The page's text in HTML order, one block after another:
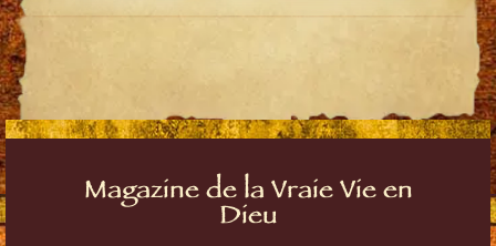
Magazine de la Vraie Vie en
Dieu